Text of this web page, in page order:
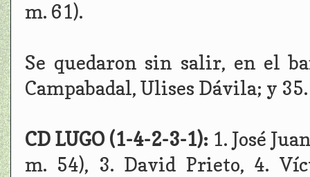
m. 61).
Se quedaron sin salir, en el
Campabadal, Ulises Dávila; y
CD LUGO (1-4-2-3-1): 1. José
m. 54), 3. David Prieto, 4.